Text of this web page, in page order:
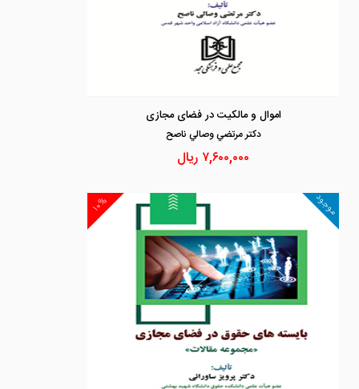
اموال و مالکیت در فضای مجازی
دكتر مرتضي وصالي ناصح
۷,۶۰۰,۰۰۰ ریال
۱۰% موجود